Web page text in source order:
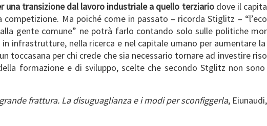
una transizione dal lavoro industriale a quello terziariodove il
competizione. Ma poiché come in passato – ricorda Stiglitz –
gente comune” ne potrà farlo contando solo sulle politiche
infrastrutture, nella ricerca e nel capitale umano per aumentare
toccasana per chi crede che sia necessario tornare ad investire
formazione e di sviluppo, scelte che secondo Stglitz non
frattura. La disuguaglianza e i modi per sconfiggerla,